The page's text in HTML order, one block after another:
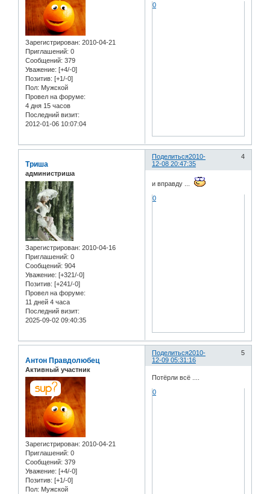
Зарегистрирован: 2010-04-21
Приглашений: 0
Сообщений: 379
Уважение: [+4/-0]
Позитив: [+1/-0]
Пол: Мужской
Провел на форуме:
4 дня 15 часов
Последний визит:
2012-01-06 10:07:04
0
Поделиться 4
2010-
12-08 20:47:35
Триша
администриша
Зарегистрирован: 2010-04-16
Приглашений: 0
Сообщений: 904
Уважение: [+321/-0]
Позитив: [+241/-0]
Провел на форуме:
11 дней 4 часа
Последний визит:
2025-09-02 09:40:35
и вправду ...
0
Поделиться 5
2010-
12-09 05:31:16
Антон Правдолюбец
Активный участник
Зарегистрирован: 2010-04-21
Приглашений: 0
Сообщений: 379
Уважение: [+4/-0]
Позитив: [+1/-0]
Пол: Мужской
Потёрли всё ....
0